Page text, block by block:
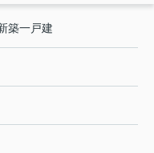
築一戸建